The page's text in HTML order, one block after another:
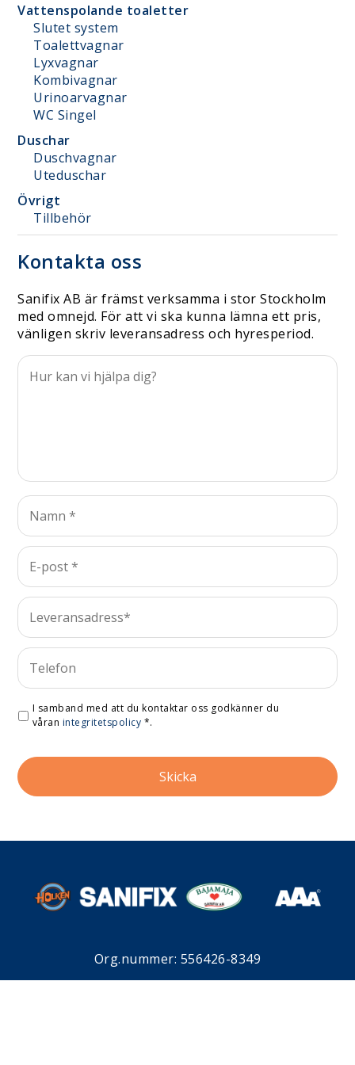
Vattenspolande toaletter
Slutet system
Toalettvagnar
Lyxvagnar
Kombivagnar
Urinoarvagnar
WC Singel
Duschar
Duschvagnar
Uteduschar
Övrigt
Tillbehör
Kontakta oss
Sanifix AB är främst verksamma i stor Stockholm
med omnejd. För att vi ska kunna lämna ett pris,
vänligen skriv leveransadress och hyresperiod.
I samband med att du kontaktar oss godkänner du
våran integritetspolicy *.
Org.nummer: 556426-8349